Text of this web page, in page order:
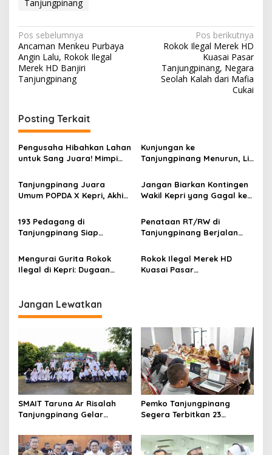
Tanjungpinang
N
a
v
a
s
i
o
Pos sebelumnya
Ancaman Menkeu Purbaya
Angin Lalu, Rokok Ilegal
Merek HD Banjiri
Tanjungpinang
Pos berikutnya
Rokok Ilegal Merek HD
Kuasai Pasar
Tanjungpinang, Negara
Seolah Kalah dari Mafia
Cukai
Posting Terkait
Pengusaha Hibahkan Lahan
untuk Sang Juara! Mimpi
Sendiri Kian Nyata
Kunjungan ke
Tanjungpinang Menurun, Lis
Wisatawan Mancing
Tanjungpinang Juara
Umum POPDA X Kepri, Akhiri
Jangan Biarkan Kontingen
Wakil Kepri yang Gagal ke
Menjadi Korban yang
Terlupakan
193 Pedagang di
Tanjungpinang Siap
di Tiga Titik Relokasi
Penataan RT/RW di
Tanjungpinang Berjalan
Tanjungpinang Pastikan
Layanan Publik Tetap
Mengurai Gurita Rokok
Ilegal di Kepri: Dugaan
Rokok Ilegal Merek HD
Kuasai Pasar
Jangan Lewatkan
SMAIT Taruna Ar Risalah
Tanjungpinang Gelar
Tanamkan Disiplin dan Jiwa
Kepemimpinan
Pemko Tanjungpinang
Segera Terbitkan 23